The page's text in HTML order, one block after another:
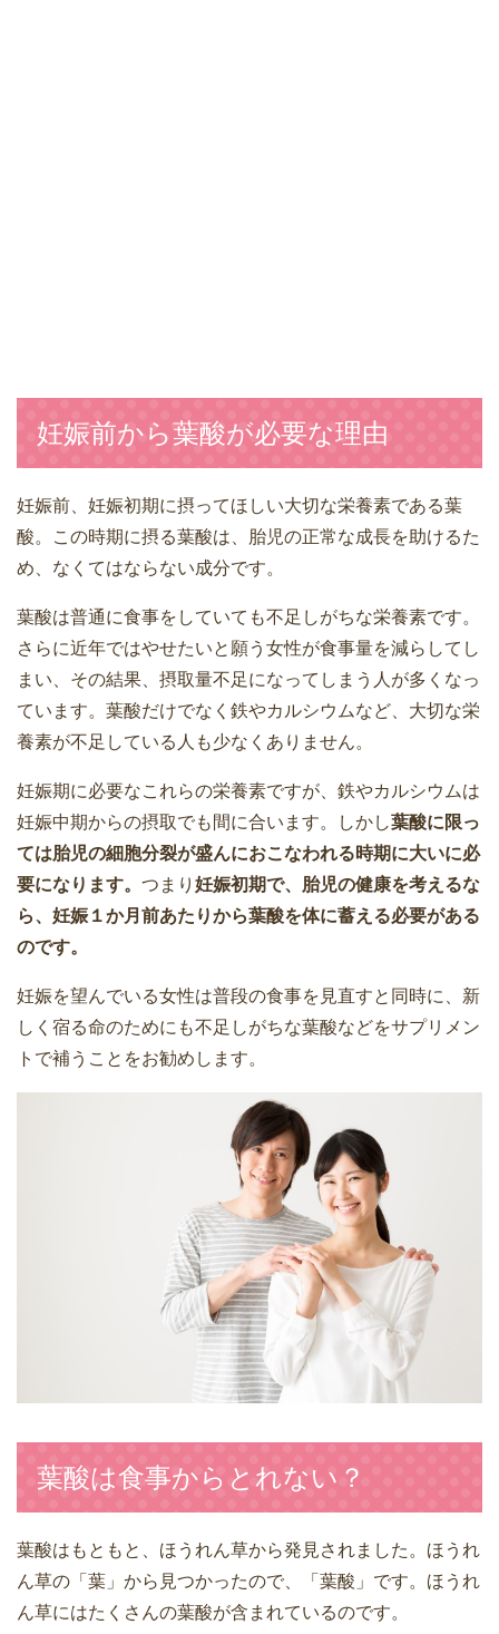
妊娠前から葉酸が必要な理由
妊娠前、妊娠初期に摂ってほしい大切な栄養素である葉
酸。この時期に摂る葉酸は、胎児の正常な成長を助けるた
め、なくてはならない成分です。
葉酸は普通に食事をしていても不足しがちな栄養素です。
さらに近年ではやせたいと願う女性が食事量を減らしてし
まい、その結果、摂取量不足になってしまう人が多くなっ
ています。葉酸だけでなく鉄やカルシウムなど、大切な栄
養素が不足している人も少なくありません。
妊娠期に必要なこれらの栄養素ですが、鉄やカルシウムは
妊娠中期からの摂取でも間に合います。しかし葉酸に限っ
ては胎児の細胞分裂が盛んにおこなわれる時期に大いに必
要になります。 つまり 妊娠初期で、胎児の健康を考えるな
ら、妊娠１か月前あたりから葉酸を体に蓄える必要がある
のです。
妊娠を望んでいる女性は普段の食事を見直すと同時に、新
しく宿る命のためにも不足しがちな葉酸などをサプリメン
トで補うことをお勧めします。
葉酸は食事からとれない？
葉酸はもともと、ほうれん草から発見されました。ほうれ
ん草の「葉」から見つかったので、「葉酸」です。ほうれ
ん草にはたくさんの葉酸が含まれているのです。